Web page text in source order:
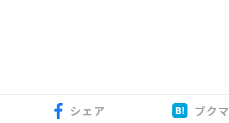
シェア ブクマ